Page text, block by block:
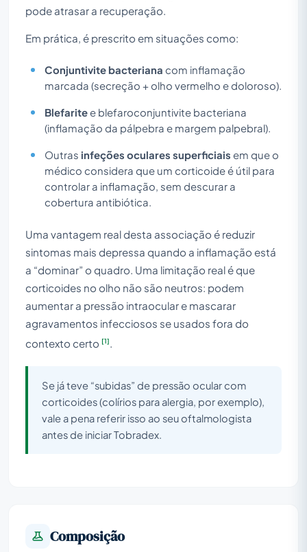
pode atrasar a recuperação.
Em prática, é prescrito em situações como:
Conjuntivite bacteriana com inflamação
marcada (secreção + olho vermelho e doloroso).
Blefaritee blefaroconjuntivite bacteriana
(inflamação da pálpebra e margem palpebral).
Outras infeções oculares superficiais em que o
médico considera que um corticoide é útil para
controlar a inflamação, sem descurar a
cobertura antibiótica.
Uma vantagem real desta associação é reduzir
sintomas mais depressa quando a inflamação está
a “dominar” o quadro. Uma limitação real é que
corticoides no olho não são neutros: podem
aumentar a pressão intraocular e mascarar
agravamentos infecciosos se usados fora do
contexto certo [1]
Se já teve “subidas” de pressão ocular com
corticoides (colírios para alergia, por exemplo),
vale a pena referir isso ao seu oftalmologista
antes de iniciar Tobradex.
Composição